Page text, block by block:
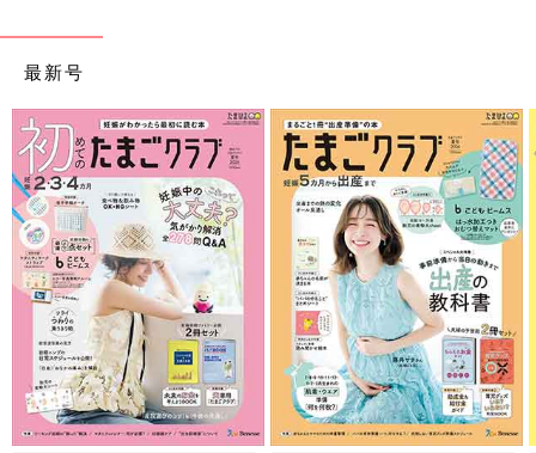
の4色パプリカのバルサミコ酢ソテーと紫玉ねぎの甘酢漬けも彩
り豊かで美味しそうですね。野菜たっぷりのヘルシーメニューで
パクパクと食べちゃいそうです。
野菜たっぷり！超使える【時短おかず】
で楽々おうちご飯
家族でのおうち時間が増えて、3食のご飯づく
りが負担になっているママも多いはず。そんな
時に頼りになるが「時短レシピ」。簡単作れ
て、さらに野菜もちゃんと採れるレシピがあっ
たらぜひ作ってみたいですよね。今回はインス
タグラムの投稿から、野菜をたっぷり使った時
短レシピのアイデアを集めてみました！
地産地消の旬の野菜を使った料理はいかがでしたか？どれも美味
しそうでヘルシーな印象でしたね。地産地消の野菜はとても新鮮
で栄養もたっぷりだと聞くので、積極的に使っていきたいです
最新号